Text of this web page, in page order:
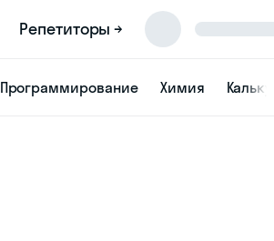
Репетиторы →
Программирование Химия